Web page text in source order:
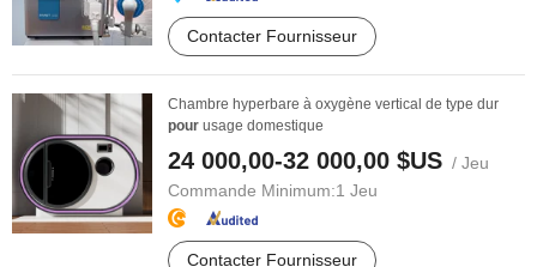
Contacter Fournisseur
Chambre hyperbare à oxygène vertical de type dur
pour usage domestique
24 000,00-32 000,00 $US / Jeu
Commande Minimum:1 Jeu
Contacter Fournisseur